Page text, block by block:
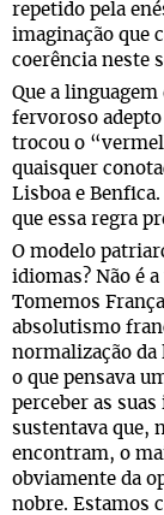
repetido pela
imaginação que
coerência neste
Que a
fervoroso adepto
trocou o
quaisquer
Lisboa e
que essa regra
O modelo
idiomas? Não é
Tomemos
absolutismo
normalização da
o que pensava
perceber as
sustentava que,
encontram, o
obviamente da
nobre. Estamos